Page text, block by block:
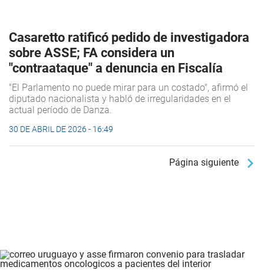
Casaretto ratificó pedido de investigadora
sobre ASSE; FA considera un
"contraataque" a denuncia en Fiscalía
"El Parlamento no puede mirar para un costado", afirmó el
diputado nacionalista y habló de irregularidades en el
actual período de Danza.
30 DE ABRIL DE 2026 - 16:49
Página siguiente